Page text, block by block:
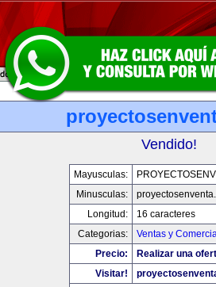
Vendido!
Mayusculas:
Minusculas:
Longitud:
16 caracteres
Categorias:
Ventas y
Precio:
Realizar una
Visitar!